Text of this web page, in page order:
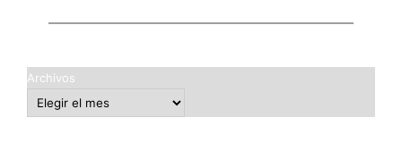
Archivos